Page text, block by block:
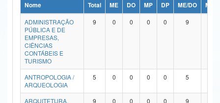
Ministério da Ciência, Tecnologia, Inovações e Comunicações
Ministério do Meio Ambiente
Ministério do Turismo
Ministério do Desenvolvimento Regional
Controladoria-Geral da União
Nome Total ME DO MP DP ME/DO
MP/
ADMINISTRAÇÃO
PÚBLICA E DE
EMPRESAS,
CIÊNCIAS
CONTÁBEIS E
TURISMO
9 0 0 0 0 9
ANTROPOLOGIA /
ARQUEOLOGIA
5 0 0 0 0 5
ARQUITETURA,
9 0 0 0 0 9